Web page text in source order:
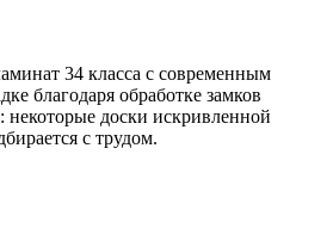
34 класса с современным
благодаря обработке замков
некоторые доски искривленной
с трудом.